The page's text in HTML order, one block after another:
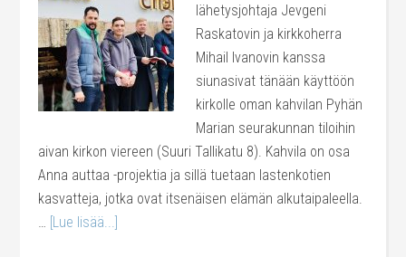
lähetysjohtaja Jevgeni
Raskatovin ja kirkkoherra
Mihail Ivanovin kanssa
siunasivat tänään käyttöön
kirkolle oman kahvilan Pyhän
Marian seurakunnan tiloihin
aivan kirkon viereen (Suuri Tallikatu 8). Kahvila on osa
Anna auttaa -projektia ja sillä tuetaan lastenkotien
kasvatteja, jotka ovat itsenäisen elämän alkutaipaleella.
… [Lue lisää...]